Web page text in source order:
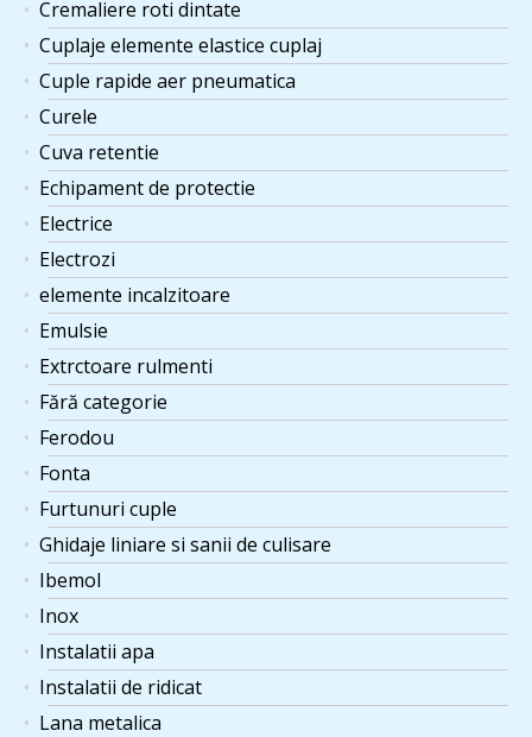
Cremaliere roti dintate
Cuplaje elemente elastice cuplaj
Cuple rapide aer pneumatica
Curele
Cuva retentie
Echipament de protectie
Electrice
Electrozi
elemente incalzitoare
Emulsie
Extrctoare rulmenti
Fără categorie
Ferodou
Fonta
Furtunuri cuple
Ghidaje liniare si sanii de culisare
Ibemol
Inox
Instalatii apa
Instalatii de ridicat
Lana metalica